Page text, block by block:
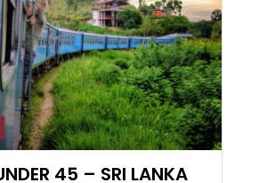
45 – SRI LANKA